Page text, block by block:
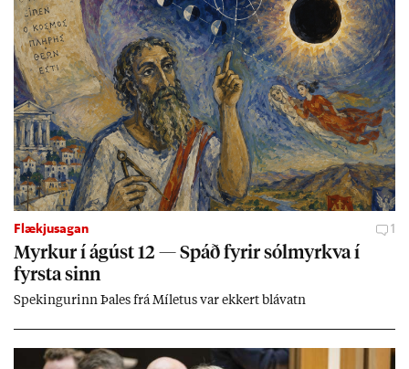
Flækjusagan 1
Myrk­ur í ág­úst 12 — Spáð fyr­ir sól­myrkva í
fyrsta sinn
Spek­ing­ur­inn Þa­les frá Míletus var ekk­ert blá­vatn